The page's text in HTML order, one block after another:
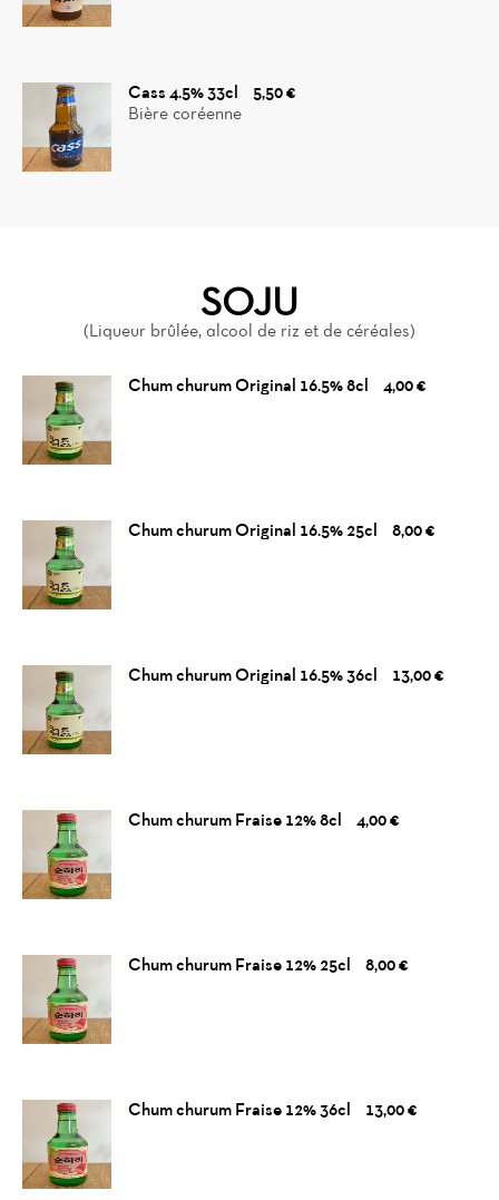
Cass 4.5% 33cl
5,50 €
Bière coréenne
SOJU
(Liqueur brûlée, alcool de riz et de céréales)
Chum churum Original 16.5% 8cl 4,00 €
Chum churum Original 16.5% 25cl 8,00 €
Chum churum Original 16.5% 36cl 13,00 €
Chum churum Fraise 12% 8cl 4,00 €
Chum churum Fraise 12% 25cl 8,00 €
Chum churum Fraise 12% 36cl 13,00 €